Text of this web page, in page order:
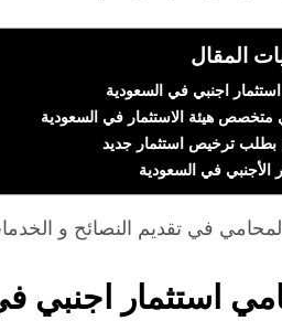
المقال
اجنبي في السعودية
هيئة الاستثمار في السعودية
بطلب ترخيص استثمار جديد
الأجنبي في السعودية
في تقديم النصائح و
استثمار اجنبي